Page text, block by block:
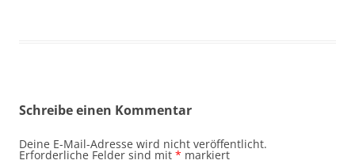
Schreibe einen Kommentar
Deine E-Mail-Adresse wird nicht veröffentlicht.
Erforderliche Felder sind mit * markiert